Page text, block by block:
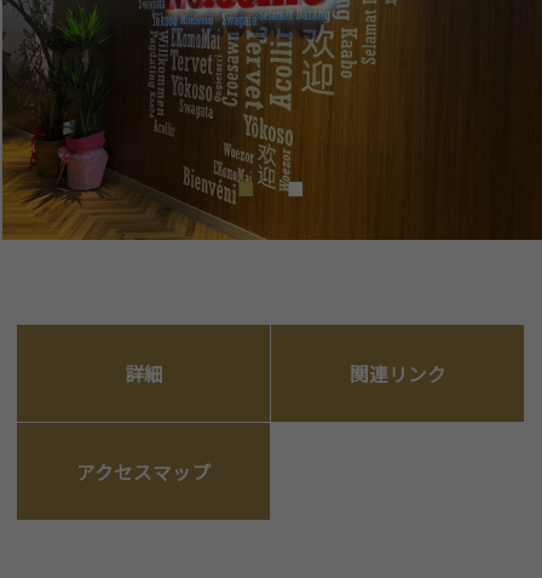
詳細 関連リンク
アクセスマップ